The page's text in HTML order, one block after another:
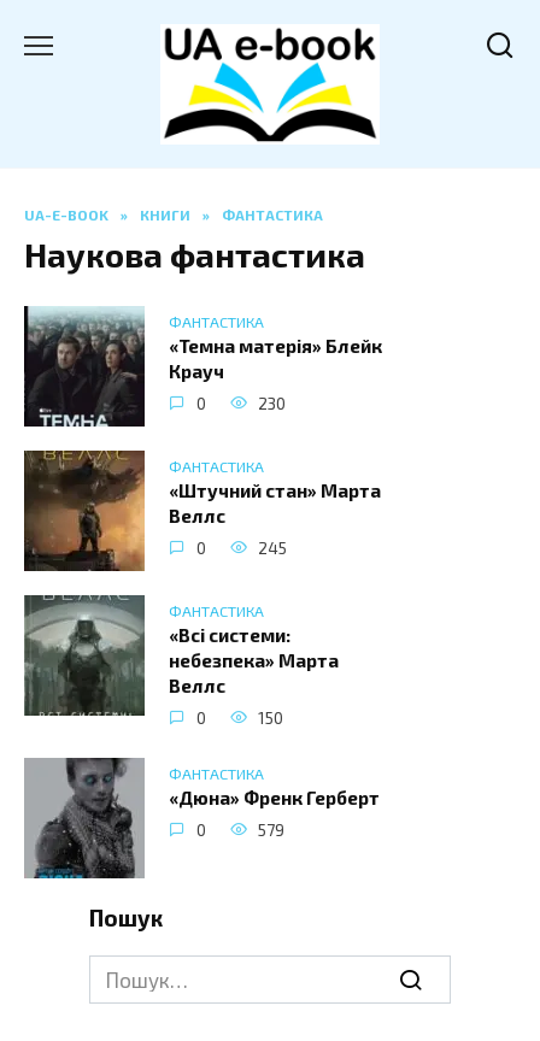
UA-E-BOOK » КНИГИ » ФАНТАСТИКА
Наукова фантастика
ФАНТАСТИКА
«Темна матерія» Блейк
Крауч
0 230
ФАНТАСТИКА
«Штучний стан» Марта
Веллс
0 245
ФАНТАСТИКА
«Всі системи:
небезпека» Марта
Веллс
0 150
ФАНТАСТИКА
«Дюна» Френк Герберт
0 579
Пошук
Search
for: